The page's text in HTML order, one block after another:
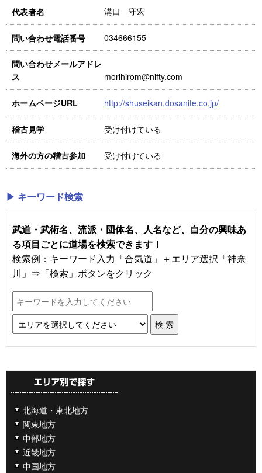
代表者名 溝口 守宏
問い合わせ電話番号 034666155
問い合わせメールアドレ
ス
morihirom@nifty.com
ホームページURL http://shuseikan.dosanite.co.jp/
稽古見学 受け付けている
海外の方の稽古参加 受け付けている
▶ キーワード検索
武道・武術名、流派・団体名、人名など、自分の興味あ
る項目ごとに道場を検索できます！
検索例：キーワード入力「合気道」＋エリア選択「神奈
川」⇒「検索」ボタンをクリック
北海道・東北地方
関東地方
中部地方
近畿地方
中国地方